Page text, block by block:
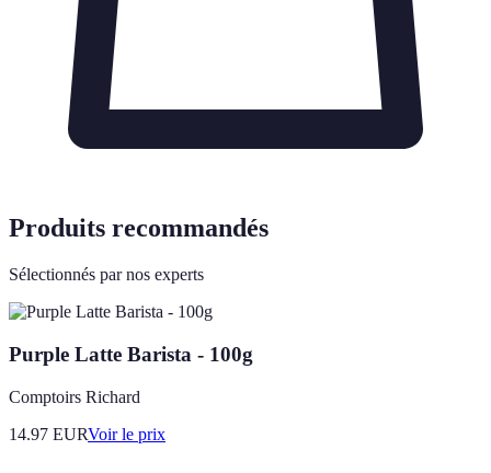
Produits recommandés
Sélectionnés par nos experts
Purple Latte Barista - 100g
Comptoirs Richard
14.97 EURVoir le prix